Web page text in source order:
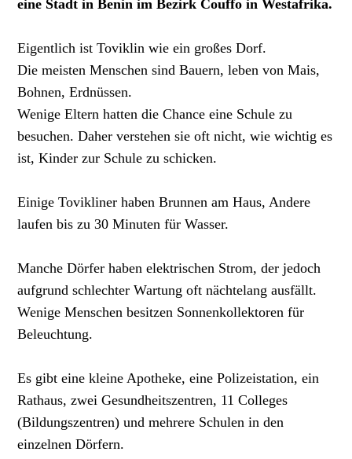
eine Stadt in Benin im Bezirk Couffo in Westafrika.
Eigentlich ist Toviklin wie ein großes Dorf.
Die meisten Menschen sind Bauern, leben von Mais,
Bohnen, Erdnüssen.
Wenige Eltern hatten die Chance eine Schule zu
besuchen. Daher verstehen sie oft nicht, wie wichtig es
ist, Kinder zur Schule zu schicken.
Einige Tovikliner haben Brunnen am Haus, Andere
laufen bis zu 30 Minuten für Wasser.
Manche Dörfer haben elektrischen Strom, der jedoch
aufgrund schlechter Wartung oft nächtelang ausfällt.
Wenige Menschen besitzen Sonnenkollektoren für
Beleuchtung.
Es gibt eine kleine Apotheke, eine Polizeistation, ein
Rathaus, zwei Gesundheitszentren, 11 Colleges
(Bildungszentren) und mehrere Schulen in den
einzelnen Dörfern.